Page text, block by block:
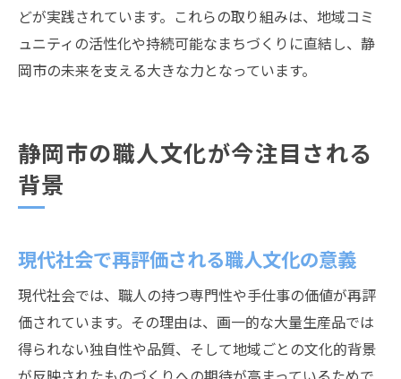
どが実践されています。これらの取り組みは、地域コミ
ュニティの活性化や持続可能なまちづくりに直結し、静
岡市の未来を支える大きな力となっています。
静岡市の職人文化が今注目される
背景
現代社会で再評価される職人文化の意義
現代社会では、職人の持つ専門性や手仕事の価値が再評
価されています。その理由は、画一的な大量生産品では
得られない独自性や品質、そして地域ごとの文化的背景